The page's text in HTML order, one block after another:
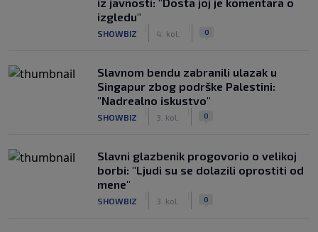
izgledu"
SHOWBIZ 4. kol. 0
Slavnom bendu zabranili ulazak u
Singapur zbog podrške Palestini:
"Nadrealno iskustvo"
SHOWBIZ 3. kol. 0
Slavni glazbenik progovorio o velikoj
borbi: "Ljudi su se dolazili oprostiti od
mene"
SHOWBIZ 3. kol. 0